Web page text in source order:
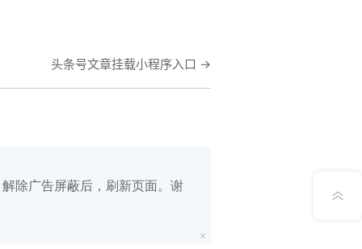
头条号文章挂载小程序入口 →
除广告屏蔽后，刷新页面。谢